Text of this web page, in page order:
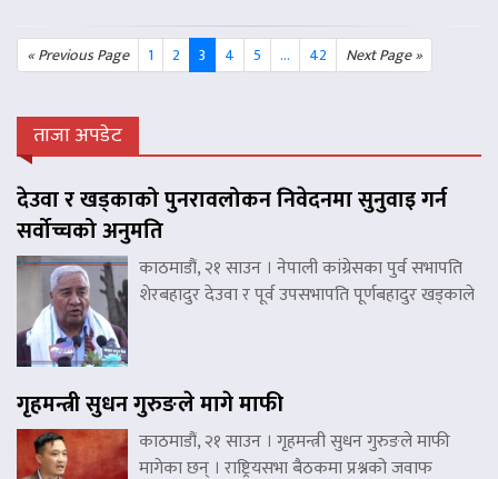
« Previous Page 1 2 3 4 5 ... 42 Next Page »
ताजा अपडेट
देउवा र खड्काको पुनरावलोकन निवेदनमा सुनुवाइ गर्न
सर्वोच्चको अनुमति
काठमाडौं, २१ साउन । नेपाली कांग्रेसका पुर्व सभापति
शेरबहादुर देउवा र पूर्व उपसभापति पूर्णबहादुर खड्काले
गृहमन्त्री सुधन गुरुङले मागे माफी
काठमाडौं, २१ साउन । गृहमन्त्री सुधन गुरुङले माफी
मागेका छन् । राष्ट्रियसभा बैठकमा प्रश्नको जवाफ